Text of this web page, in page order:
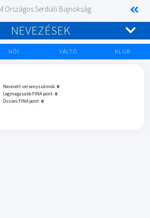
Országos Serdülő Bajnokság
NEVEZÉSEK
NŐI VÁLTÓ KLUB
Nevezett versenyszámok: 0
Legmagasabb FINA pont: 0
Összes FINA pont: 0